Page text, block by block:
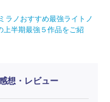
ラノおすすめ最強ライトノ
上半期最強５作品をご紹
想・レビュー